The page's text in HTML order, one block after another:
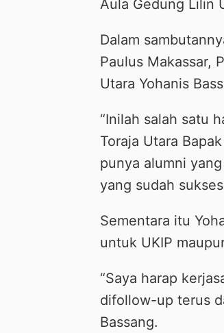
Aula Gedung Lilin
Dalam
Paulus Makassar,
Utara Yohanis
“Inilah salah satu
Toraja Utara
punya alumni
yang sudah
Sementara itu
untuk UKIP
“Saya harap
difollow-up terus
Bassang.